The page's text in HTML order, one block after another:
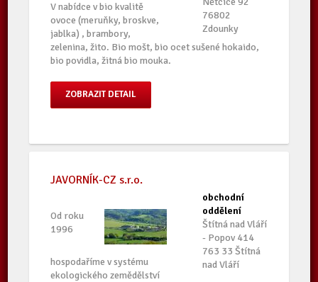
76802
Zdounky
V nabídce v bio kvalitě
ovoce (meruňky, broskve,
jablka) , brambory,
zelenina, žito. Bio mošt, bio ocet sušené hokaido,
bio povidla, žitná bio mouka.
ZOBRAZIT DETAIL
obchodní
oddělení
Štítná nad Vláří
- Popov 414
763 33 Štítná
nad Vláří
JAVORNÍK-CZ s.r.o.
Od roku
1996
hospodaříme v systému
ekologického zemědělství